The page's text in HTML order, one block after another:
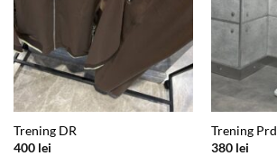
Trening DR
400 lei
Trening Prd
380 lei